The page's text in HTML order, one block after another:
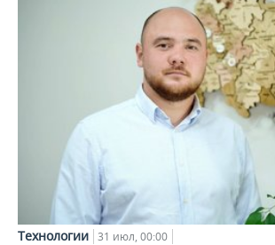
Технологии 31 июл, 00:00